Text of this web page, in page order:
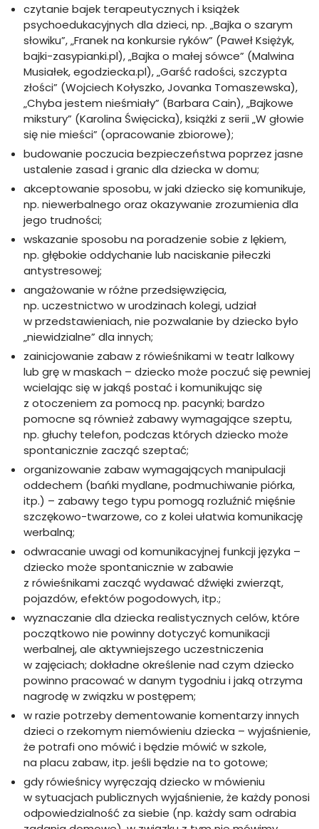
czytanie bajek terapeutycznych i książek
psychoedukacyjnych dla dzieci, np. „Bajka o szarym
słowiku”, „Franek na konkursie ryków” (Paweł Księżyk,
bajki-zasypianki.pl), „Bajka o małej sówce” (Malwina
Musiałek, egodziecka.pl), „Garść radości, szczypta
złości” (Wojciech Kołyszko, Jovanka Tomaszewska),
„Chyba jestem nieśmiały” (Barbara Cain), „Bajkowe
mikstury” (Karolina Święcicka), książki z serii „W głowie
się nie mieści” (opracowanie zbiorowe);
budowanie poczucia bezpieczeństwa poprzez jasne
ustalenie zasad i granic dla dziecka w domu;
akceptowanie sposobu, w jaki dziecko się komunikuje,
np. niewerbalnego oraz okazywanie zrozumienia dla
jego trudności;
wskazanie sposobu na poradzenie sobie z lękiem,
np. głębokie oddychanie lub naciskanie piłeczki
antystresowej;
angażowanie w różne przedsięwzięcia,
np. uczestnictwo w urodzinach kolegi, udział
w przedstawieniach, nie pozwalanie by dziecko było
„niewidzialne” dla innych;
zainicjowanie zabaw z rówieśnikami w teatr lalkowy
lub grę w maskach – dziecko może poczuć się pewniej
wcielając się w jakąś postać i komunikując się
z otoczeniem za pomocą np. pacynki; bardzo
pomocne są również zabawy wymagające szeptu,
np. głuchy telefon, podczas których dziecko może
spontanicznie zacząć szeptać;
organizowanie zabaw wymagających manipulacji
oddechem (bańki mydlane, podmuchiwanie piórka,
itp.) – zabawy tego typu pomogą rozluźnić mięśnie
szczękowo-twarzowe, co z kolei ułatwia komunikację
werbalną;
odwracanie uwagi od komunikacyjnej funkcji języka –
dziecko może spontanicznie w zabawie
z rówieśnikami zacząć wydawać dźwięki zwierząt,
pojazdów, efektów pogodowych, itp.;
wyznaczanie dla dziecka realistycznych celów, które
początkowo nie powinny dotyczyć komunikacji
werbalnej, ale aktywniejszego uczestniczenia
w zajęciach; dokładne określenie nad czym dziecko
powinno pracować w danym tygodniu i jaką otrzyma
nagrodę w związku w postępem;
w razie potrzeby dementowanie komentarzy innych
dzieci o rzekomym niemówieniu dziecka – wyjaśnienie,
że potrafi ono mówić i będzie mówić w szkole,
na placu zabaw, itp. jeśli będzie na to gotowe;
gdy rówieśnicy wyręczają dziecko w mówieniu
w sytuacjach publicznych wyjaśnienie, że każdy ponosi
odpowiedzialność za siebie (np. każdy sam odrabia